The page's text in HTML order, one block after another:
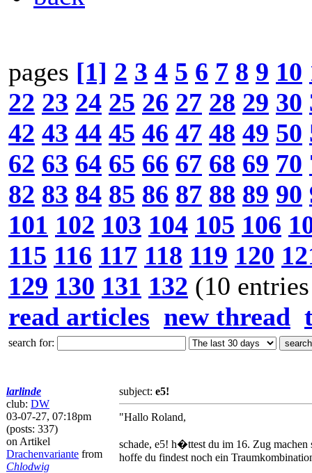
pages [1] 2 3 4 5 6 7 8 9 10
22 23 24 25 26 27 28 29 30
42 43 44 45 46 47 48 49 50
62 63 64 65 66 67 68 69 70
82 83 84 85 86 87 88 89 90
101 102 103 104 105 106
115 116 117 118 119 120
129 130 131 132 (10
read articles new thread
search for:
larlinde
club: DW
03-07-27, 07:18pm
(posts: 337)
on Artikel
Drachenvariante from
Chlodwig
subject: e5!
"Hallo Roland,
schade, e5! h�ttest du im 16. Zug
hoffe du findest noch ein